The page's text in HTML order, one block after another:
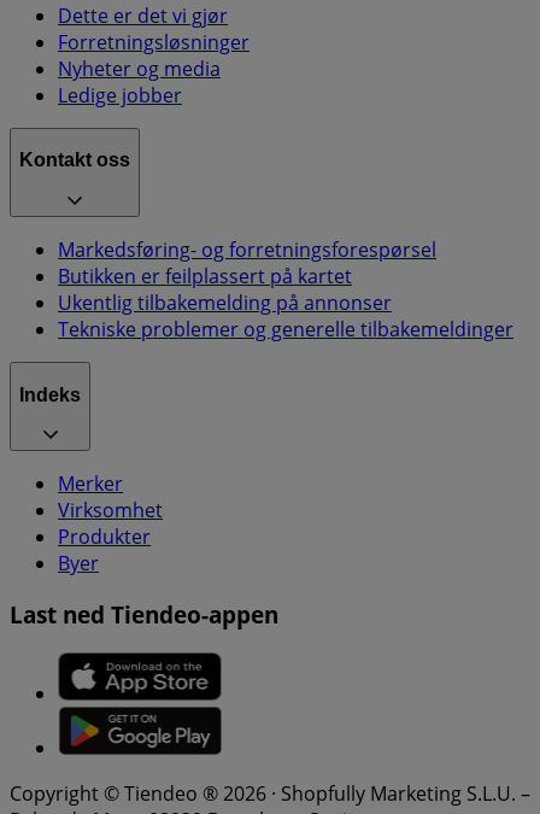
Dette er det vi gjør
Forretningsløsninger
Nyheter og media
Ledige jobber
Kontakt oss
Markedsføring- og forretningsforespørsel
Butikken er feilplassert på kartet
Ukentlig tilbakemelding på annonser
Tekniske problemer og generelle tilbakemeldinger
Indeks
Merker
Virksomhet
Produkter
Byer
Last ned Tiendeo-appen
Copyright © Tiendeo ® 2026 · Shopfully Marketing S.L.U. –